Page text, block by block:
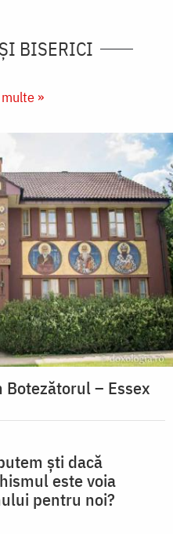
BISERICI
»
– Essex
ști dacă
este voia
pentru noi?